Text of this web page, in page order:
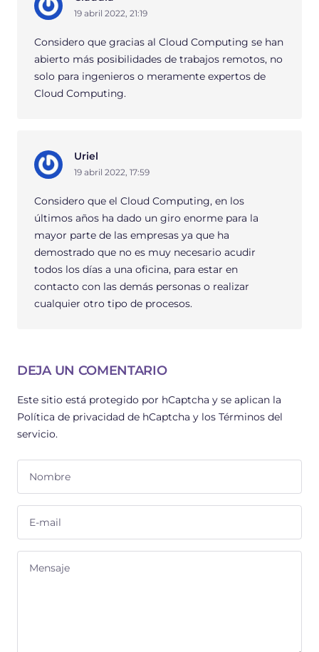
19 abril 2022, 21:19
Considero que gracias al Cloud Computing se han
abierto más posibilidades de trabajos remotos, no
solo para ingenieros o meramente expertos de
Cloud Computing.
Uriel
19 abril 2022, 17:59
Considero que el Cloud Computing, en los
últimos años ha dado un giro enorme para la
mayor parte de las empresas ya que ha
demostrado que no es muy necesario acudir
todos los días a una oficina, para estar en
contacto con las demás personas o realizar
cualquier otro tipo de procesos.
DEJA UN COMENTARIO
Este sitio está protegido por hCaptcha y se aplican la
Política de privacidad de hCaptcha y los Términos del
servicio.
Nombre
E-mail
Mensaje